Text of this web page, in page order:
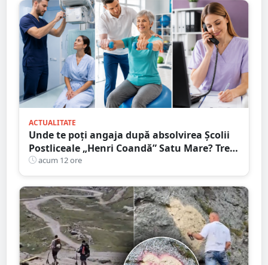
ACTUALITATE
Unde te poți angaja după absolvirea Școlii
Postliceale „Henri Coandă” Satu Mare? Trei
calificări medicale, numeroase oportunități
de carieră
acum 12 ore